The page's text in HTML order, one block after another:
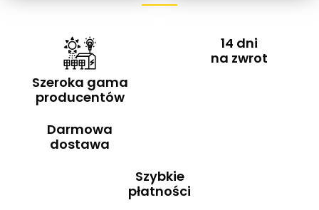
Szeroka gama
producentów
14 dni
na zwrot
Darmowa
dostawa
Szybkie
płatności